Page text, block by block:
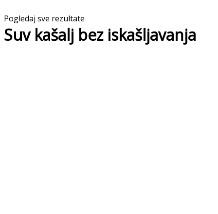
Pogledaj sve rezultate
Suv kašalj bez iskašljavanja